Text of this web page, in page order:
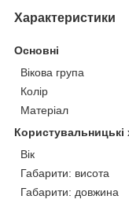
Характеристики
Основні
Вікова група
Колір
Матеріал
Користувальницькі
Вік
Габарити: висота
Габарити: довжина